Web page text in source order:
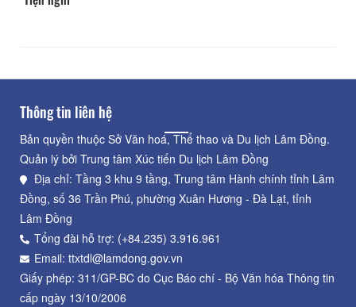
Thông tin liên hệ
Bản quyền thuộc Sở Văn hoá, Thể thao và Du lịch Lâm Đồng.
Quản lý bởi Trung tâm Xúc tiến Du lịch Lâm Đồng
Địa chỉ: Tầng 3 khu 9 tầng, Trung tâm Hành chính tỉnh Lâm
Đồng, số 36 Trần Phú, phường Xuân Hương - Đà Lạt, tỉnh
Lâm Đồng
Tổng đài hỗ trợ: (+84.235) 3.916.961
Email: ttxtdl@lamdong.gov.vn
Giấy phép: 311/GP-BC do Cục Báo chí - Bộ Văn hóa Thông tin
cấp ngày 13/10/2006